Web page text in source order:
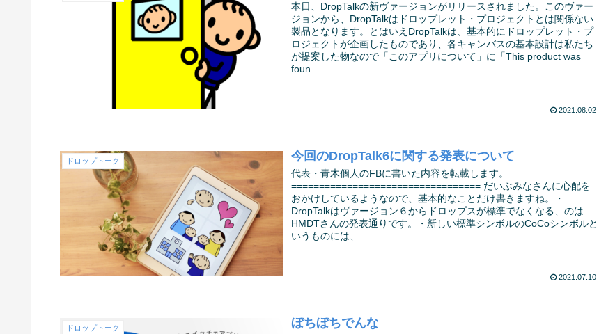
本日、DropTalkの新ヴァージョンがリリースされました。このヴァー
ジョンから、DropTalkはドロップレット・プロジェクトとは関係ない
製品となります。とはいえDropTalkは、基本的にドロップレット・プ
ロジェクトが企画したものであり、各キャンバスの基本設計は私たち
が提案した物なので「このアプリについて」に「This product was
foun...
2021.08.02
ドロップトーク 今回のDropTalk6に関する発表について
代表・青木個人のFBに書いた内容を転載します。
================================== だいぶみなさんに心配を
おかけしているようなので、基本的なことだけ書きますね。・
DropTalkはヴァージョン６からドロップスが標準でなくなる、のは
HMDTさんの発表通りです。・新しい標準シンボルのCoCoシンボルと
いうものには、...
2021.07.10
ドロップトーク ぼちぼちでんな